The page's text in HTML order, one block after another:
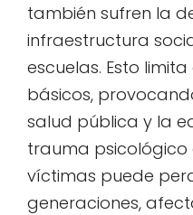
también sufren la
infraestructura
escuelas. Esto
básicos,
salud pública y la
trauma psicológico
víctimas puede
generaciones,